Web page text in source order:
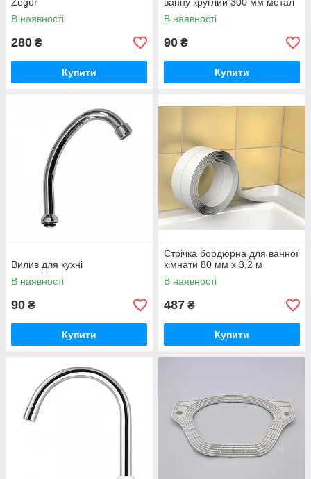
В наявності
280 ₴
Купити
В наявності
90 ₴
Купити
Вилив для кухні
В наявності
90 ₴
Купити
Стрічка бордюрна для ванної
кімнати 80 мм x 3,2 м
В наявності
487 ₴
Купити